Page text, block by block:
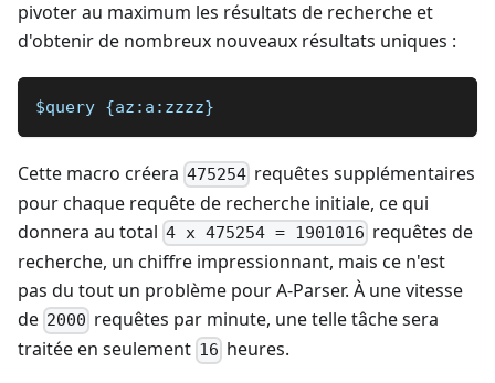
pivoter au maximum les résultats de recherche et
d'obtenir de nombreux nouveaux résultats uniques :
$query {az:a:zzzz}
Cette macro créera 475254 requêtes supplémentaires
pour chaque requête de recherche initiale, ce qui
donnera au total 4 x 475254 = 1901016 requêtes de
recherche, un chiffre impressionnant, mais ce n'est
pas du tout un problème pour A-Parser. À une vitesse
de 2000 requêtes par minute, une telle tâche sera
traitée en seulement 16 heures.